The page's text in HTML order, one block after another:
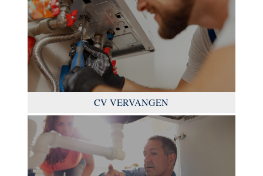
CV VERVANGEN